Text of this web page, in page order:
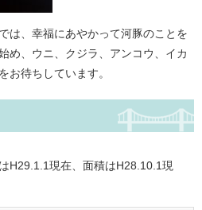
は、幸福にあやかって河豚のことを
め、ウニ、クジラ、アンコウ、イカ
お待ちしています。
H29.1.1現在、面積はH28.10.1現